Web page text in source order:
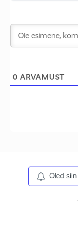
0 ARVAMUST
Oled